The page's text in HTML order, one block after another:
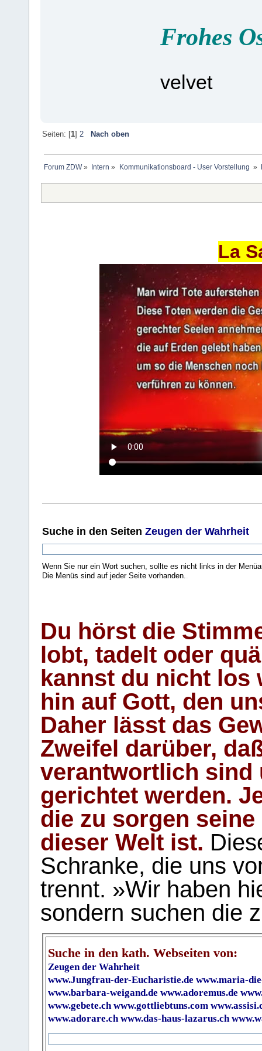
Frohes
velvet
Seiten: [1] 2 Nach oben
Forum ZDW» Intern » Kommunikationsboard - User Vorstellung »
La
Suche in den Seiten Zeugen der Wahrheit
Wenn Sie nur ein Wort suchen, sollte es nicht links in der
Die Menüs sind auf jeder Seite vorhanden..
Du hörst die
lobt, tadelt oder
kannst du nicht los
hin auf Gott, den
Daher lässt das
Zweifel darüber,
verantwortlich sind
gerichtet werden.
die zu sorgen
dieser Welt ist.
Schranke, die uns
trennt. »Wir haben
sondern suchen die
Suche in den kath. Webseiten von:
Zeugen der Wahrheit
www.Jungfrau-der-Eucharistie.de www.maria-
www.barbara-weigand.de www.adoremus.de
www.gebete.ch www.gottliebtuns.com
www.adorare.ch www.das-haus-lazarus.ch